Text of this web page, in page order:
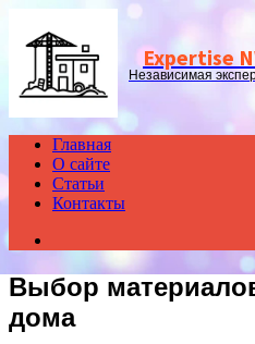
Expertise
Независимая
Главная
О сайте
Статьи
Контакты
Выбор
дома